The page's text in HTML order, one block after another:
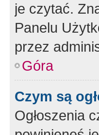
je czytać.
Panelu
przez
Góra
Czym są
Ogłoszenia